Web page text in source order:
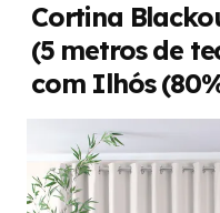
Cortina
(5 metros de
com Ilhós